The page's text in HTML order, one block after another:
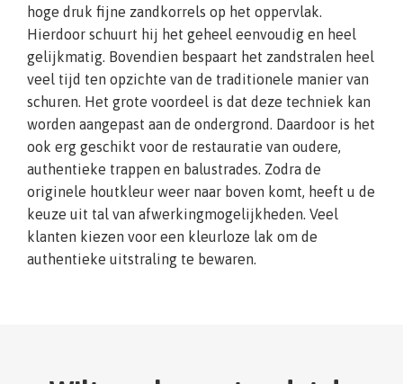
hoge druk fijne zandkorrels op het oppervlak.
Hierdoor schuurt hij het geheel eenvoudig en heel
gelijkmatig. Bovendien bespaart het zandstralen heel
veel tijd ten opzichte van de traditionele manier van
schuren. Het grote voordeel is dat deze techniek kan
worden aangepast aan de ondergrond. Daardoor is het
ook erg geschikt voor de restauratie van oudere,
authentieke trappen en balustrades. Zodra de
originele houtkleur weer naar boven komt, heeft u de
keuze uit tal van afwerkingmogelijkheden. Veel
klanten kiezen voor een kleurloze lak om de
authentieke uitstraling te bewaren.